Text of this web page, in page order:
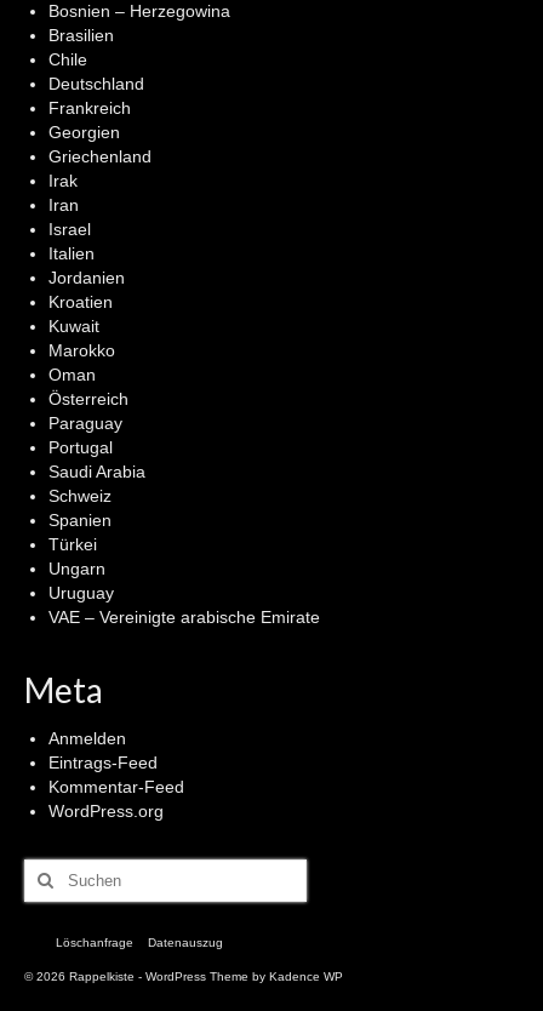
Bosnien – Herzegowina
Brasilien
Chile
Deutschland
Frankreich
Georgien
Griechenland
Irak
Iran
Israel
Italien
Jordanien
Kroatien
Kuwait
Marokko
Oman
Österreich
Paraguay
Portugal
Saudi Arabia
Schweiz
Spanien
Türkei
Ungarn
Uruguay
VAE – Vereinigte arabische Emirate
Meta
Anmelden
Eintrags-Feed
Kommentar-Feed
WordPress.org
Suchen
nach:
Löschanfrage Datenauszug
© 2026 Rappelkiste - WordPress Theme by Kadence WP